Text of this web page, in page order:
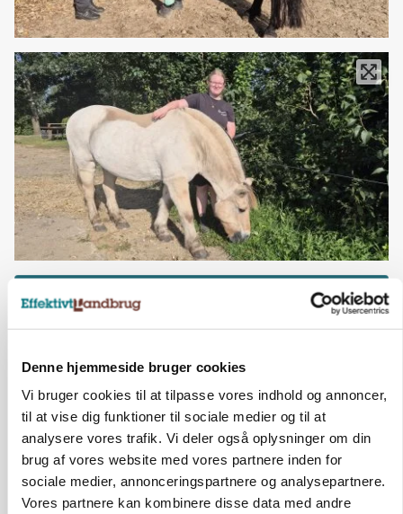
Denne hjemmeside bruger cookies
Vi bruger cookies til at tilpasse vores indhold og annoncer,
til at vise dig funktioner til sociale medier og til at
analysere vores trafik. Vi deler også oplysninger om din
brug af vores website med vores partnere inden for
sociale medier, annonceringspartnere og analysepartnere.
Vores partnere kan kombinere disse data med andre
Josephines selvtillid vokser på
landeriet
Josephine Pinnerup fra Aulum er 18 år og
STU-forløb ved Landeriet.
- Det er et rart sted at være. Det er
genkendeligt og jeg ved, hvad jeg skal, når
jeg kommer herud, siger Josephine.